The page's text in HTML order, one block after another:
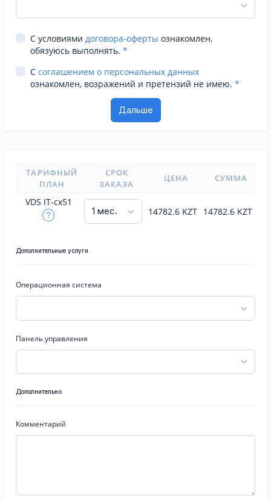
С условиями договора-оферты ознакомлен,
обязуюсь выполнять. *
С соглашением о персональных данных
ознакомлен, возражений и претензий не имею. *
ТАРИФНЫЙ
ПЛАН
СРОК
ЗАКАЗА
ЦЕНА СУММА
VDS IT-cx51
14782.6 KZT 14782.6 KZT
Дополнительные услуги
Операционная система
Панель управления
Дополнительно
Комментарий